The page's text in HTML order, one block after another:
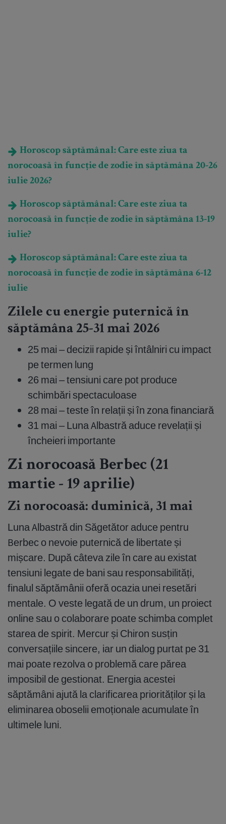
Horoscop săptămânal: Care este ziua ta
norocoasă în funcție de zodie în săptămâna 20-26
iulie 2026?
Horoscop săptămânal: Care este ziua ta
norocoasă în funcție de zodie în săptămâna 13-19
iulie?
Horoscop săptămânal: Care este ziua ta
norocoasă în funcție de zodie în săptămâna 6-12
iulie
Zilele cu energie puternică în
săptămâna 25-31 mai 2026
25 mai – decizii rapide și întâlniri cu impact
pe termen lung
26 mai – tensiuni care pot produce
schimbări spectaculoase
28 mai – teste în relații și în zona financiară
31 mai – Luna Albastră aduce revelații și
încheieri importante
Zi norocoasă Berbec (21
martie - 19 aprilie)
Zi norocoasă: duminică, 31 mai
Luna Albastră din Săgetător aduce pentru
Berbec o nevoie puternică de libertate și
mișcare. După câteva zile în care au existat
tensiuni legate de bani sau responsabilități,
finalul săptămânii oferă ocazia unei resetări
mentale. O veste legată de un drum, un proiect
online sau o colaborare poate schimba complet
starea de spirit. Mercur și Chiron susțin
conversațiile sincere, iar un dialog purtat pe 31
mai poate rezolva o problemă care părea
imposibil de gestionat. Energia acestei
săptămâni ajută la clarificarea priorităților și la
eliminarea oboselii emoționale acumulate în
ultimele luni.